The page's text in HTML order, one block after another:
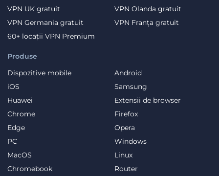
Produse
Dispozitive mobile
Android
iOS
Samsung
Huawei
Extensii de browser
Chrome
Firefox
Edge
Opera
PC
Windows
MacOS
Linux
Chromebook
Router
VPN UK gratuit
VPN Olanda gratuit
VPN Germania gratuit
VPN Franța gratuit
60+ locații VPN Premium